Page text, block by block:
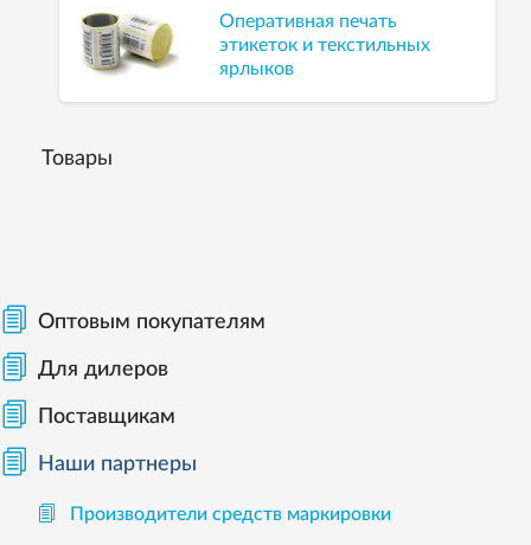
Оперативная печать
этикеток и текстильных
ярлыков
Товары
Оптовым покупателям
Для дилеров
Поставщикам
Наши партнеры
Производители средств маркировки